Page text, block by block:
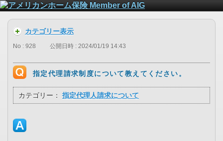
カテゴリー表示
No : 928 公開日時 : 2024/01/19 14:43
指定代理請求制度について教えてください。
カテゴリー： 指定代理人請求について